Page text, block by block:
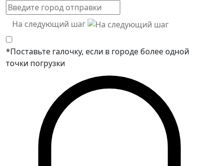
На следующий шаг
*Поставьте галочку, если в городе более одной
точки погрузки